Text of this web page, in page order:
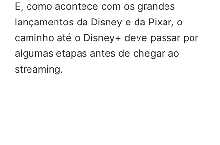
E, como acontece com os grandes
lançamentos da Disney e da Pixar, o
caminho até o Disney+ deve passar por
algumas etapas antes de chegar ao
streaming.